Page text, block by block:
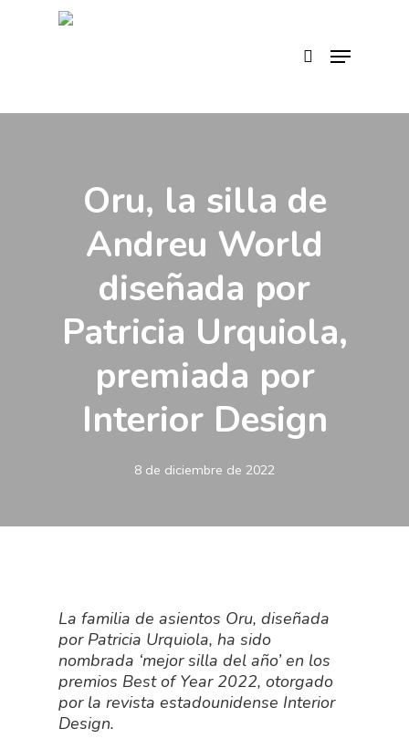
Menu
Oru, la silla de
Andreu World
diseñada por
Patricia Urquiola,
premiada por
Interior Design
8 de diciembre de 2022
La familia de asientos Oru, diseñada
por Patricia Urquiola, ha sido
nombrada ‘mejor silla del año’ en los
premios Best of Year 2022, otorgado
por la revista estadounidense Interior
Design.